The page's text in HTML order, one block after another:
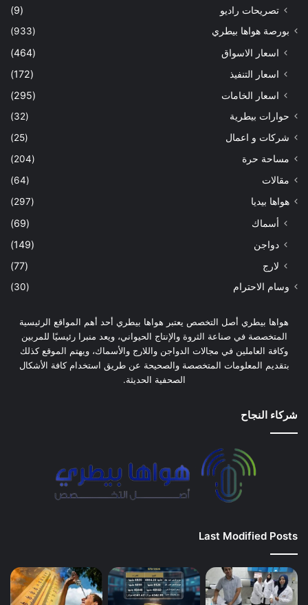
تصريحات راديو
(9)
بورصة هواها بيطري (933)
اسعار الاسواق
(464)
اسعار التنفيذ
(172)
اسعار الخامات
(295)
حوارات بيطرية
(32)
شركات و اعمال
(25)
مساحة حرة
(204)
مقالات
(64)
هواها بيديا
(297)
أسماك
(69)
دواجن
(149)
لارج
(77)
وسام الاحترام (30)
هواها بيطري أصل التخصص يعتبر هواها بيطري أحد أهم المواقع الرئيسية
المتخصصة في صناعة الثروة والإنتاج الحيواني، ويعد منبرا رئيسيًا للمربين
وكافة العاملين في مجالات الدواجن واللارج والأسماك، ويهتم الموقع كذلك
بتقديم المعلومات المتخصصة والصحيحة عن طريق استخدام كافة الأشكال
الصحفية الحديثة.
شركاء النجاح
Last Modified Posts